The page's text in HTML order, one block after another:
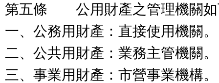
第五條 公用財產之管理機關如
一、公務用財產：直接使用機關。
二、公共用財產：業務主管機關。
三、事業用財產：市營事業機構。